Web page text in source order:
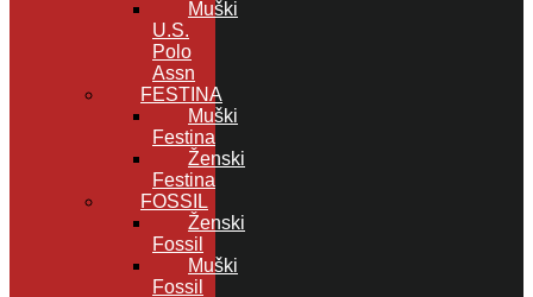
Muški
U.S.
Polo
Assn
FESTINA
Muški
Festina
Ženski
Festina
FOSSIL
Ženski
Fossil
Muški
Fossil